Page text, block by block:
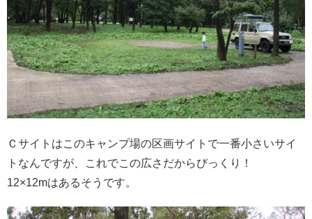
Ｃサイトはこのキャンプ場の区画サイトで一番小さいサイ
トなんですが、これでこの広さだからびっくり！
12×12mはあるそうです。